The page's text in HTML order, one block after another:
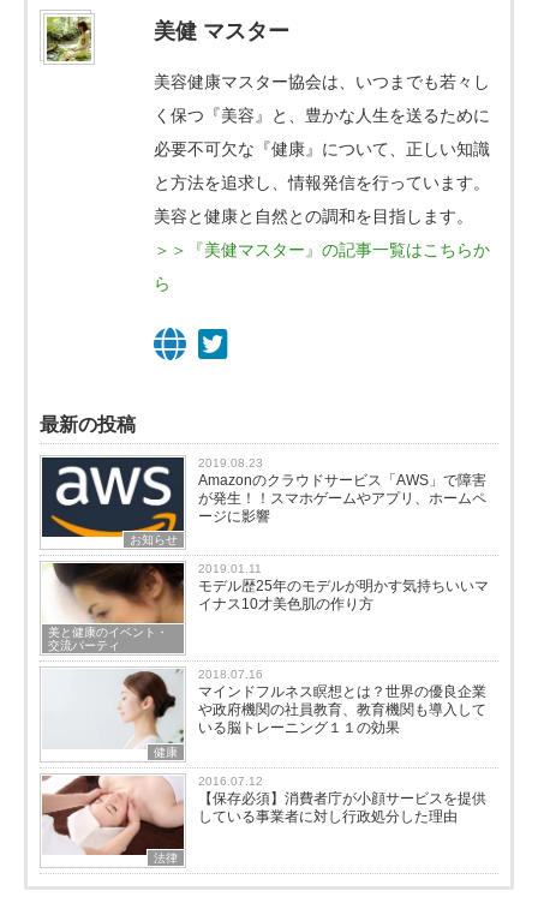
美健 マスター
美容健康マスター協会は、いつまでも若々し
く保つ『美容』と、豊かな人生を送るために
必要不可欠な『健康』について、正しい知識
と方法を追求し、情報発信を行っています。
美容と健康と自然との調和を目指します。
＞＞『美健マスター』の記事一覧はこちらか
ら
最新の投稿
お知らせ
2019.08.23
Amazonのクラウドサービス「AWS」で障害
が発生！！スマホゲームやアプリ、ホームペ
ージに影響
美と健康のイベント・
交流パーティ
2019.01.11
モデル歴25年のモデルが明かす気持ちいいマ
イナス10才美色肌の作り方
健康
2018.07.16
マインドフルネス瞑想とは？世界の優良企業
や政府機関の社員教育、教育機関も導入して
いる脳トレーニング１１の効果
法律
2016.07.12
【保存必須】消費者庁が小顔サービスを提供
している事業者に対し行政処分した理由